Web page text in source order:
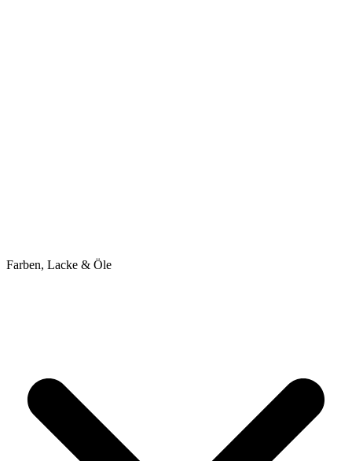
Farben, Lacke & Öle